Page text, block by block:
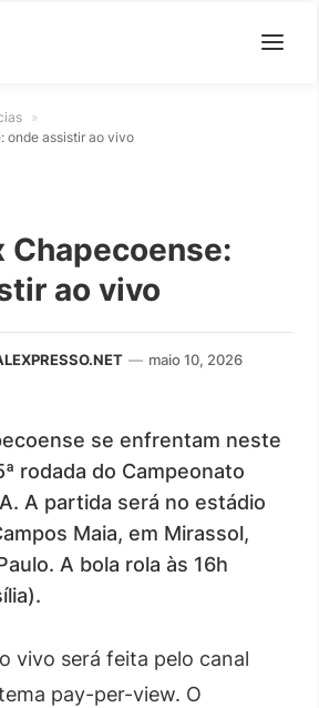
»
onde assistir ao vivo
Chapecoense:
ao vivo
— maio 10, 2026
se enfrentam neste
rodada do Campeonato
A partida será no estádio
Maia, em Mirassol,
A bola rola às 16h
vivo será feita pelo canal
pay-per-view. O